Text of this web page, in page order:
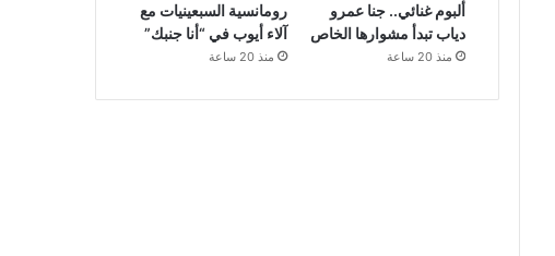
ألبوم غنائي.. جنا عمرو
دياب تبدأ مشوارها الخاص
منذ 20 ساعة
رومانسية السبعينيات مع
آلاء أيوب في “أنا جنبك”
منذ 20 ساعة